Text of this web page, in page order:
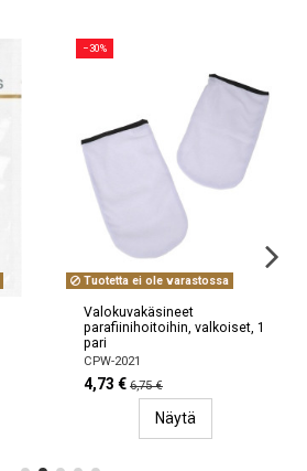
−30%
Tuotetta ei ole varastossa
Valokuvakäsineet
parafiinihoitoihin, valkoiset, 1
pari
CPW-2021
4,73 € 6,75 €
Näytä